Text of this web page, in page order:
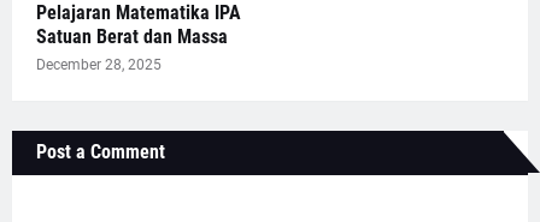
Pelajaran Matematika IPA
Satuan Berat dan Massa
December 28, 2025
Post a Comment